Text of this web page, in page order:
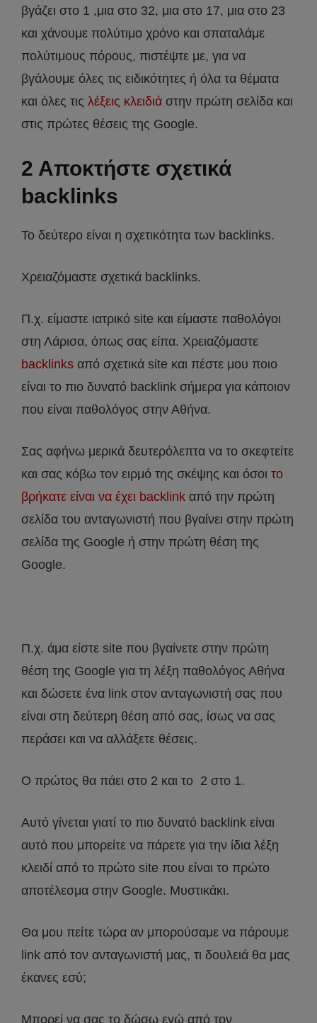
βγάζει στο 1 ,μια στο 32, μια στο 17, μια στο 23
και χάνουμε πολύτιμο χρόνο και σπαταλάμε
πολύτιμους πόρους, πιστέψτε με, για να
βγάλουμε όλες τις ειδικότητες ή όλα τα θέματα
και όλες τις λέξεις κλειδιά στην πρώτη σελίδα και
στις πρώτες θέσεις της Google.
2 Αποκτήστε σχετικά
backlinks
Το δεύτερο είναι η σχετικότητα των backlinks.
Χρειαζόμαστε σχετικά backlinks.
Π.χ. είμαστε ιατρικό site και είμαστε παθολόγοι
στη Λάρισα, όπως σας είπα. Χρειαζόμαστε
backlinks από σχετικά site και πέστε μου ποιο
είναι το πιο δυνατό backlink σήμερα για κάποιον
που είναι παθολόγος στην Αθήνα.
Σας αφήνω μερικά δευτερόλεπτα να το σκεφτείτε
και σας κόβω τον ειρμό της σκέψης και όσοι το
βρήκατε είναι να έχει backlink από την πρώτη
σελίδα του ανταγωνιστή που βγαίνει στην πρώτη
σελίδα της Google ή στην πρώτη θέση της
Google.
Π.χ. άμα είστε site που βγαίνετε στην πρώτη
θέση της Google για τη λέξη παθολόγος Αθήνα
και δώσετε ένα link στον ανταγωνιστή σας που
είναι στη δεύτερη θέση από σας, ίσως να σας
περάσει και να αλλάξετε θέσεις.
Ο πρώτος θα πάει στο 2 και το 2 στο 1.
Αυτό γίνεται γιατί το πιο δυνατό backlink είναι
αυτό που μπορείτε να πάρετε για την ίδια λέξη
κλειδί από το πρώτο site που είναι το πρώτο
αποτέλεσμα στην Google. Μυστικάκι.
Θα μου πείτε τώρα αν μπορούσαμε να πάρουμε
link από τον ανταγωνιστή μας, τι δουλειά θα μας
έκανες εσύ;
Μπορεί να σας το δώσω εγώ από τον